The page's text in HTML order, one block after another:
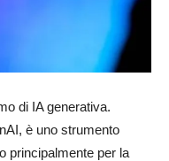
di IA generativa.
è uno strumento
principalmente per la